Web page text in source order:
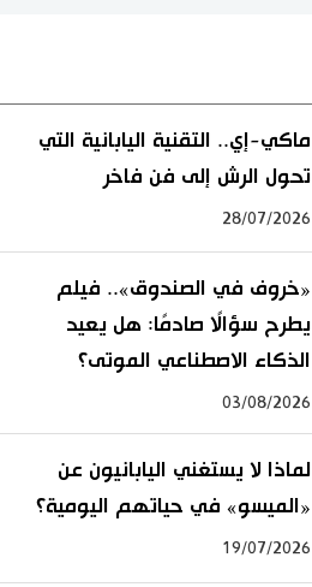
ماكي-إي.. التقنية اليابانية التي
تحول الرش إلى فن فاخر
28/07/2026
«خروف في الصندوق».. فيلم
يطرح سؤالًا صادمًا: هل يعيد
الذكاء الاصطناعي الموتى؟
03/08/2026
لماذا لا يستغني اليابانيون عن
«الميسو» في حياتهم اليومية؟
19/07/2026